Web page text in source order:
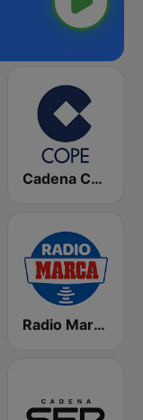
Cadena COPE
Radio Marca Nacional